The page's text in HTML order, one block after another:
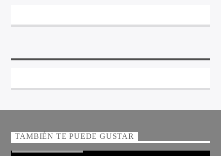
TAMBIÉN TE PUEDE GUSTAR